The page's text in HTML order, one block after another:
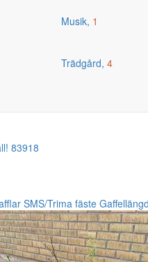
Musik, 1
Trädgård, 4
83918
SMS/Trima fäste